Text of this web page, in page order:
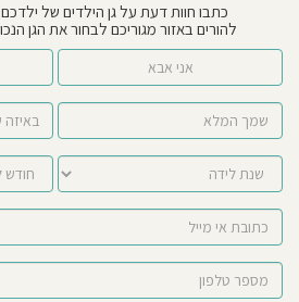
כתבו חוות דעת על גן הילדים של ילדכם,
להורים באזור מגוריכם לבחור את הגן
אני אבא